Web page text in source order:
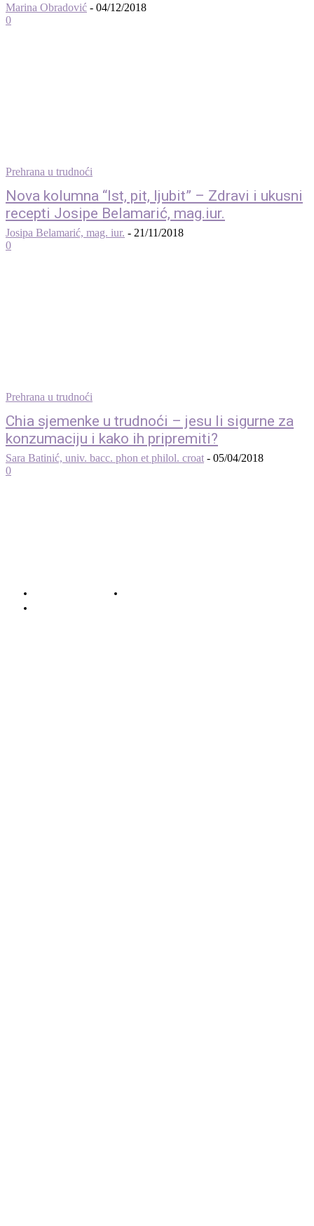
Marina Obradović - 04/12/2018
0
Prehrana u trudnoći
Nova kolumna “Ist, pit, ljubit” – Zdravi i ukusni
recepti Josipe Belamarić, mag.iur.
Josipa Belamarić, mag. iur. - 21/11/2018
0
Prehrana u trudnoći
Chia sjemenke u trudnoći – jesu li sigurne za
konzumaciju i kako ih pripremiti?
Sara Batinić, univ. bacc. phon et philol. croat - 05/04/2018
0